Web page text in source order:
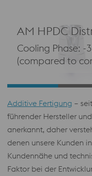
AM HPDC
Cooling Phase: -
(compared to
Additive Fertigung –
führender Hersteller
anerkannt, daher
denen unsere Kunden
Kundennähe und
Faktor bei der